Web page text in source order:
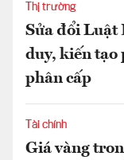
Thị trường
Sửa đổi
duy, kiến tạo
phân cấp
Tài chính
Giá vàng